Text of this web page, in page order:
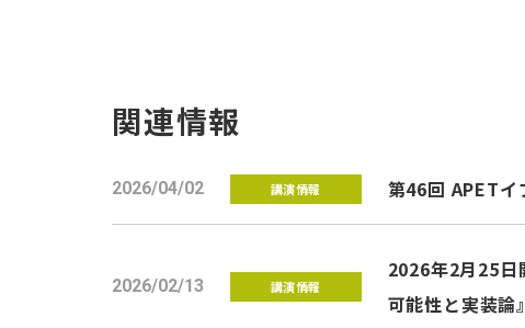
関連情報
2026/04/02 講演情報 第46回 APETイ
2026/02/13 講演情報
2026年2月25日
可能性と実装論